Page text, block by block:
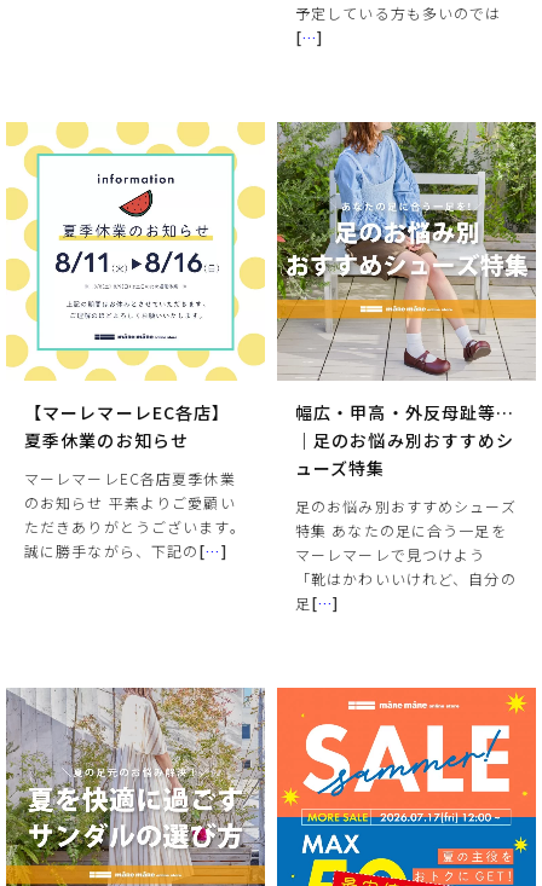
予定している方も多いのでは
[…]
【マーレマーレEC各店】
夏季休業のお知らせ
マーレマーレEC各店夏季休業
のお知らせ 平素よりご愛顧い
ただきありがとうございます。
誠に勝手ながら、下記の[…]
幅広・甲高・外反母趾等…
｜足のお悩み別おすすめシ
ューズ特集
足のお悩み別おすすめシューズ
特集 あなたの足に合う一足を
マーレマーレで見つけよう
「靴はかわいいけれど、自分の
足[…]
サイズ
絞り込んで検索する